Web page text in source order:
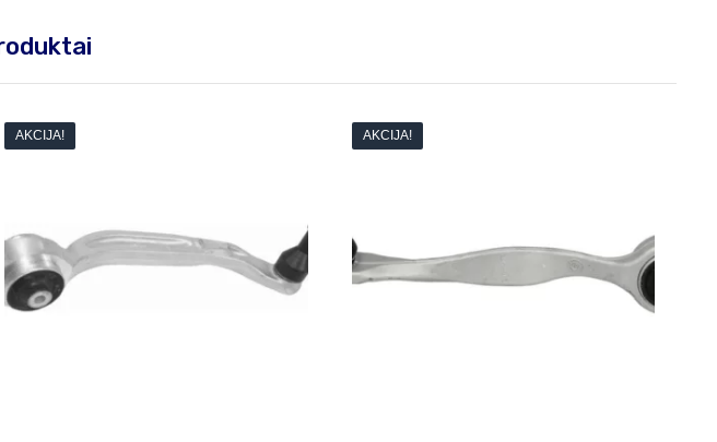
AKCIJA! AKCIJA!